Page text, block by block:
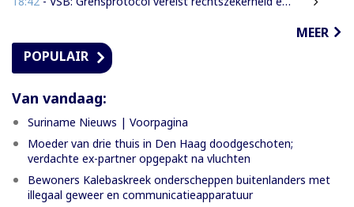
MEER
POPULAIR
Van vandaag:
Suriname Nieuws | Voorpagina
Moeder van drie thuis in Den Haag doodgeschoten;
verdachte ex-partner opgepakt na vluchten
Bewoners Kalebaskreek onderscheppen buitenlanders met
illegaal geweer en communicatieapparatuur